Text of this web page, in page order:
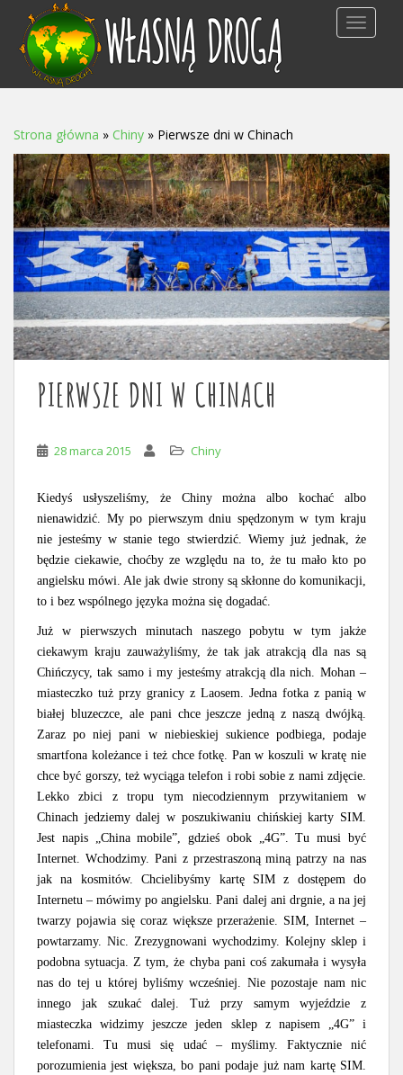
TOGGLE
Strona główna » Chiny » Pierwsze dni w Chinach
PIERWSZE DNI W CHINACH
28 marca 2015 Chiny
Kiedyś usłyszeliśmy, że Chiny można albo kochać albo
nienawidzić. My po pierwszym dniu spędzonym w tym kraju
nie jesteśmy w stanie tego stwierdzić. Wiemy już jednak, że
będzie ciekawie, choćby ze względu na to, że tu mało kto po
angielsku mówi. Ale jak dwie strony są skłonne do komunikacji,
to i bez wspólnego języka można się dogadać.
Już w pierwszych minutach naszego pobytu w tym jakże
ciekawym kraju zauważyliśmy, że tak jak atrakcją dla nas są
Chińczycy, tak samo i my jesteśmy atrakcją dla nich. Mohan –
miasteczko tuż przy granicy z Laosem. Jedna fotka z panią w
białej bluzeczce, ale pani chce jeszcze jedną z naszą dwójką.
Zaraz po niej pani w niebieskiej sukience podbiega, podaje
smartfona koleżance i też chce fotkę. Pan w koszuli w kratę nie
chce być gorszy, też wyciąga telefon i robi sobie z nami zdjęcie.
Lekko zbici z tropu tym niecodziennym przywitaniem w
Chinach jedziemy dalej w poszukiwaniu chińskiej karty SIM.
Jest napis „China mobile”, gdzieś obok „4G”. Tu musi być
Internet. Wchodzimy. Pani z przestraszoną miną patrzy na nas
jak na kosmitów. Chcielibyśmy kartę SIM z dostępem do
Internetu – mówimy po angielsku. Pani dalej ani drgnie, a na jej
twarzy pojawia się coraz większe przerażenie. SIM, Internet –
powtarzamy. Nic. Zrezygnowani wychodzimy. Kolejny sklep i
podobna sytuacja. Z tym, że chyba pani coś zakumała i wysyła
nas do tej u której byliśmy wcześniej. Nie pozostaje nam nic
innego jak szukać dalej. Tuż przy samym wyjeździe z
miasteczka widzimy jeszcze jeden sklep z napisem „4G” i
telefonami. Tu musi się udać – myślimy. Faktycznie nić
porozumienia jest większa, bo pani podaje już nam kartę SIM.